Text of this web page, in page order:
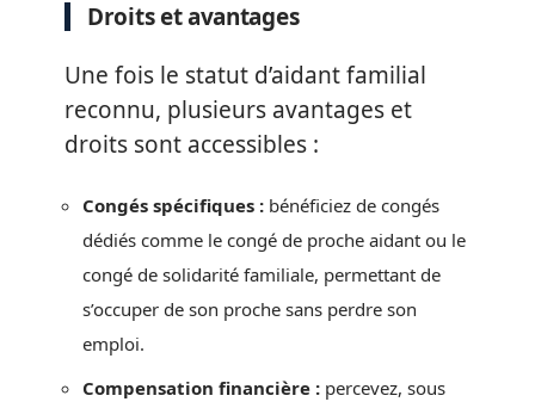
Droits et avantages
Une fois le statut d’aidant familial
reconnu, plusieurs avantages et
droits sont accessibles :
Congés spécifiques : bénéficiez de congés
dédiés comme le congé de proche aidant ou le
congé de solidarité familiale, permettant de
s’occuper de son proche sans perdre son
emploi.
Compensation financière : percevez, sous